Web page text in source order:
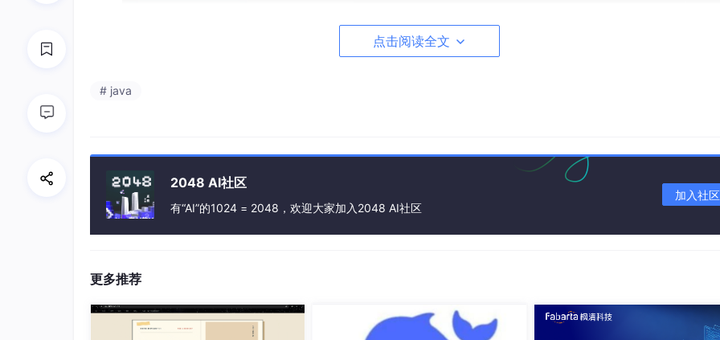
点击阅读全文
# java
2048 AI社区
有“AI”的1024 = 2048，欢迎大家加入2048 AI社区
加入社区
更多推荐